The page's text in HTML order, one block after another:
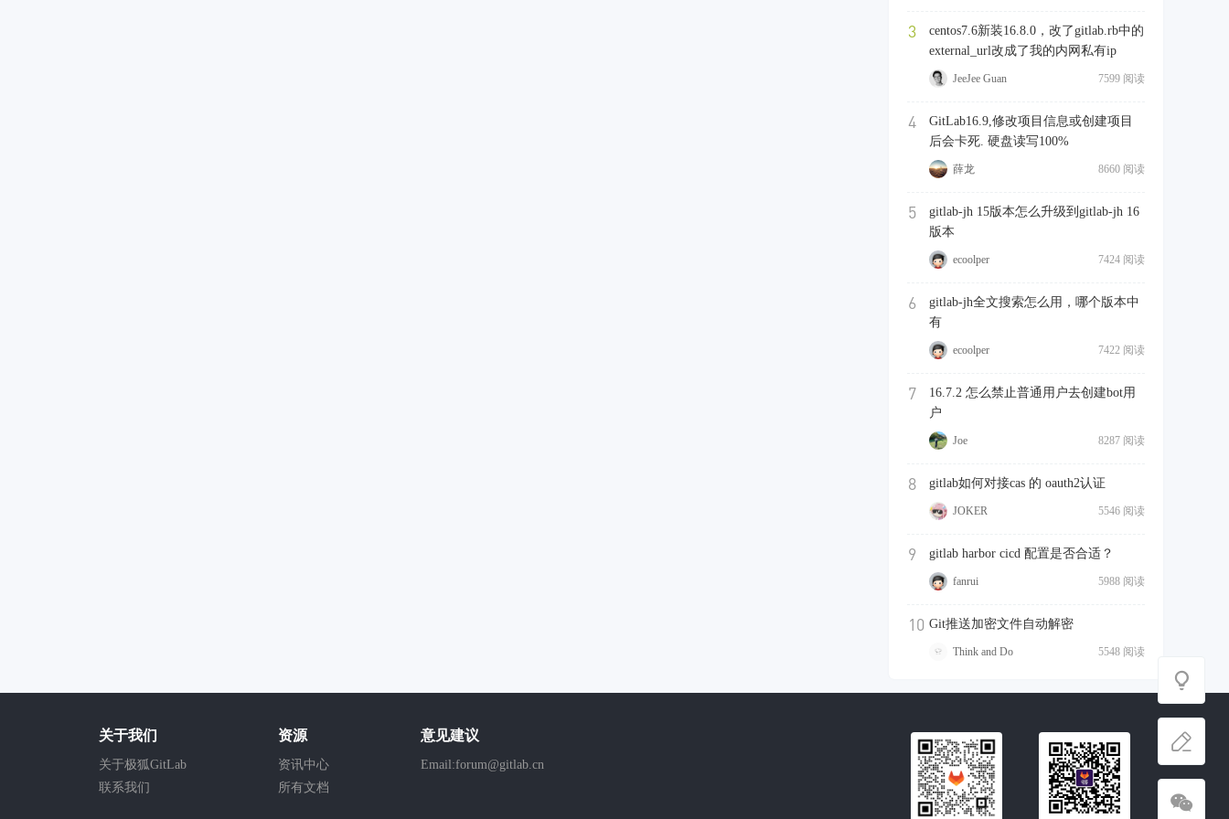
3
centos7.6新装16.8.0，改了gitlab.rb中的
external_url改成了我的内网私有ip
7599 阅读
JeeJee Guan
4
GitLab16.9,修改项目信息或创建项目
后会卡死. 硬盘读写100%
8660 阅读
薛龙
5
gitlab-jh 15版本怎么升级到gitlab-jh 16
版本
7424 阅读
ecoolper
6
gitlab-jh全文搜索怎么用，哪个版本中
有
7422 阅读
ecoolper
7
16.7.2 怎么禁止普通用户去创建bot用
户
8287 阅读
Joe
8 gitlab如何对接cas 的 oauth2认证
5546 阅读
JOKER
9 gitlab harbor cicd 配置是否合适？
5988 阅读
fanrui
10 Git推送加密文件自动解密
5548 阅读
Think and Do
关于我们
关于极狐GitLab
联系我们
资源
资讯中心
所有文档
意见建议
Email:forum@gitlab.cn